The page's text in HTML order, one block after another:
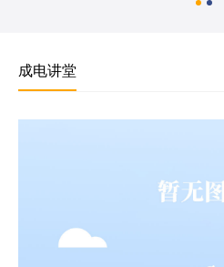
成电讲堂